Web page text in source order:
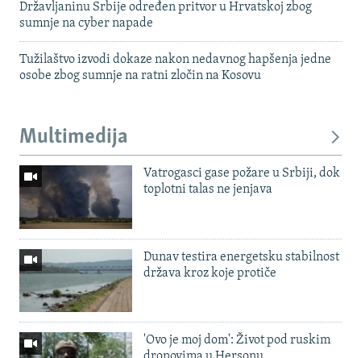
Državljaninu Srbije određen pritvor u Hrvatskoj zbog
sumnje na cyber napade
Tužilaštvo izvodi dokaze nakon nedavnog hapšenja jedne
osobe zbog sumnje na ratni zločin na Kosovu
Multimedija
Vatrogasci gase požare u Srbiji, dok
toplotni talas ne jenjava
Dunav testira energetsku stabilnost
država kroz koje protiče
'Ovo je moj dom': Život pod ruskim